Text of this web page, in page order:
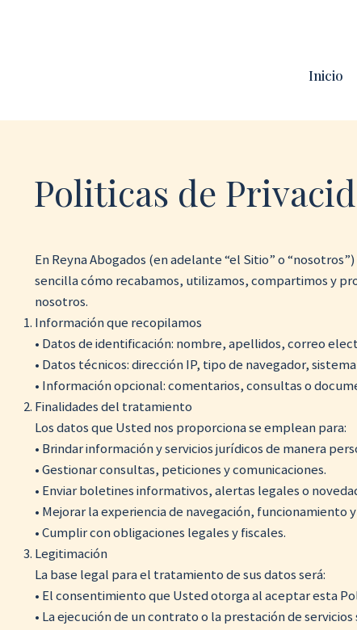
Inicio
Politicas de
En Reyna Abogados (en adelante “el Sitio” o
sencilla cómo recabamos, utilizamos, compartimos y
nosotros.
Información que recopilamos
• Datos de identificación: nombre, apellidos, correo
• Datos técnicos: dirección IP, tipo de navegador,
• Información opcional: comentarios, consultas o
Finalidades del tratamiento
Los datos que Usted nos proporciona se emplean para:
• Brindar información y servicios jurídicos de manera
• Gestionar consultas, peticiones y comunicaciones.
• Enviar boletines informativos, alertas legales o
• Mejorar la experiencia de navegación, funcionamiento
• Cumplir con obligaciones legales y fiscales.
Legitimación
La base legal para el tratamiento de sus datos será:
• El consentimiento que Usted otorga al aceptar esta
• La ejecución de un contrato o la prestación de servicios